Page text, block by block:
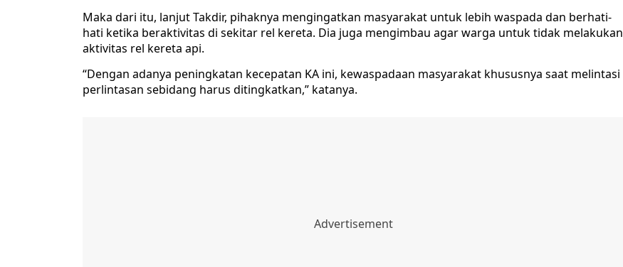
Maka dari itu, lanjut Takdir, pihaknya mengingatkan masyarakat untuk lebih waspada dan berhati-
hati ketika beraktivitas di sekitar rel kereta. Dia juga mengimbau agar warga untuk tidak melakukan
aktivitas rel kereta api.
“Dengan adanya peningkatan kecepatan KA ini, kewaspadaan masyarakat khususnya saat melintasi
perlintasan sebidang harus ditingkatkan,” katanya.